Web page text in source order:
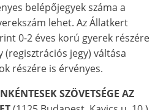
belépőjegyek száma a
lehet. Az Állatkert
0-2 éves korú gyerek részére
(regisztrációs jegy) váltása
részére is érvényes.
SZÖVETSÉGE AZ